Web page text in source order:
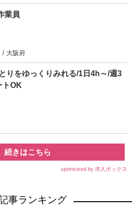
業員
/ 大阪府
りをゆっくりみれる/1日4h～/週3
トOK
続きはこちら
sponsored by 求人ボックス
事ランキング